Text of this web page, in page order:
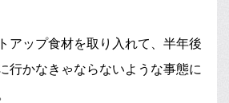
アップ食材を取り入れて、半年後
行かなきゃならないような事態に